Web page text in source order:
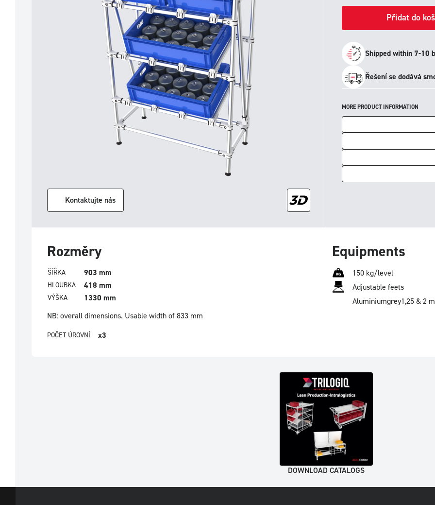
Kontaktujte nás
Přidat do
Shipped within 7-10
Řešení se dodává
MORE PRODUCT INFORMATION
Rozměry
ŠÍŘKA 903 mm
HLOUBKA 418 mm
VÝŠKA
1330 mm
NB: overall dimensions. Usable width of 833 mm
POČET ÚROVNÍ x3
Equipments
150 kg/level
Adjustable feets
Aluminiumgrey1,25 & 2
DOWNLOAD CATALOGS